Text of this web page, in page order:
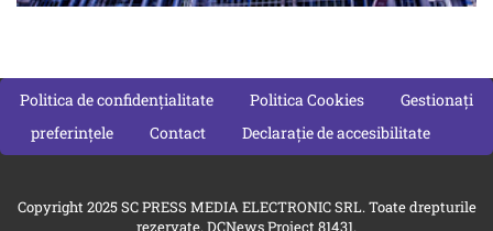
Politica de confidențialitate Politica Cookies
Gestionați
preferințele
Contact Declarație de accesibilitate
Copyright 2025 SC PRESS MEDIA ELECTRONIC SRL. Toate drepturile
rezervate. DCNews Proiect 81431.